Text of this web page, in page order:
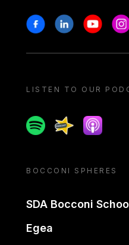
Stay in touch
FacebookLinkedinYoutube
LISTEN TO OUR
SpotifySpreaker
Apple
BOCCONI SPHERES
SDA Bocconi
Egea